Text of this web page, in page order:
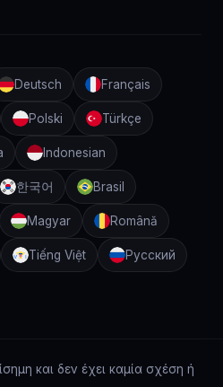
Deutsch Français
Polski Türkçe
Indonesian
한국어 Brasil
Magyar Română
Tiếng Việt Русский
και δεν έχει καμία σχέση ή